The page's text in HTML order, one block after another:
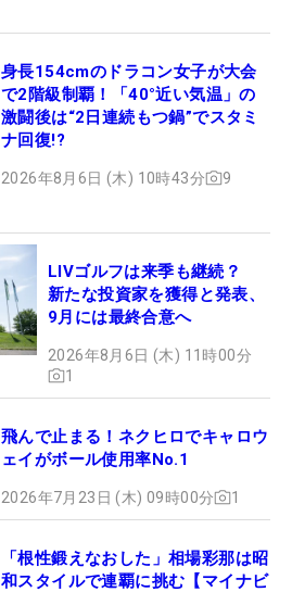
身長154cmのドラコン女子が大会
で2階級制覇！「40°近い気温」の
激闘後は“2日連続もつ鍋”でスタミ
ナ回復!?
2026年8月6日 (木) 10時43分 9
LIVゴルフは来季も継続？
新たな投資家を獲得と発表、
9月には最終合意へ
2026年8月6日 (木) 11時00分
1
飛んで止まる！ネクヒロでキャロウ
ェイがボール使用率No.1
2026年7月23日 (木) 09時00分 1
「根性鍛えなおした」相場彩那は昭
和スタイルで連覇に挑む【マイナビ